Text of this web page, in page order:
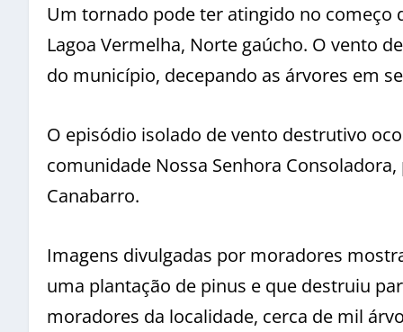
Um tornado pode ter atingido no começo
Lagoa Vermelha, Norte gaúcho. O vento
do município, decepando as árvores em
O episódio isolado de vento destrutivo
comunidade Nossa Senhora
Canabarro.
Imagens divulgadas por moradores
uma plantação de pinus e que destruiu
moradores da localidade, cerca de mil